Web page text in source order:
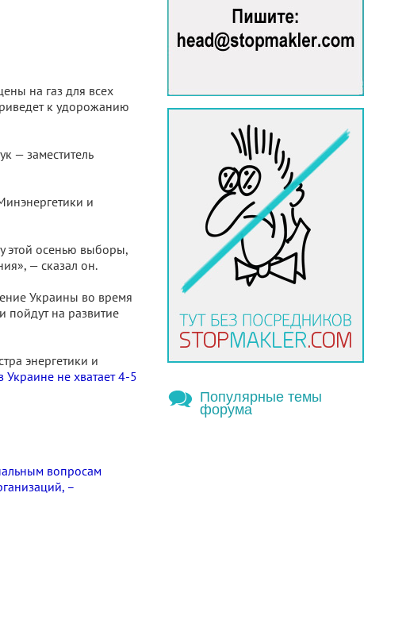
на газ для всех
к удорожанию
— заместитель
и
этой осенью выборы,
— сказал он.
Украины во время
пойдут на развитие
энергетики и
Украине не хватает 4-5
вопросам
–
Популярные темы
форума